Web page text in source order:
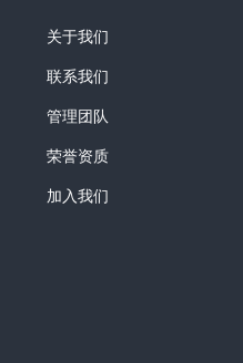
关于我们
联系我们
管理团队
荣誉资质
加入我们